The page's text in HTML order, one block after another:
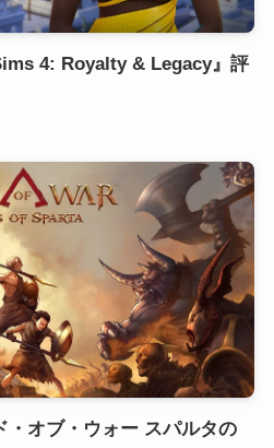
4: Royalty & Legacy』評
・オブ・ウォー スパルタの